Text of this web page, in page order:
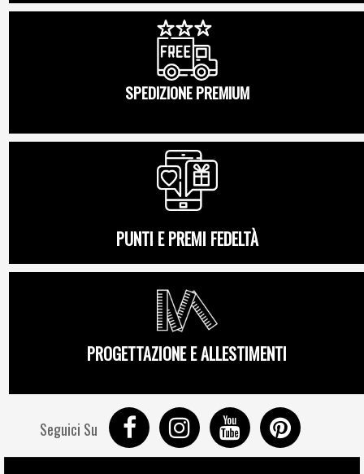
SPEDIZIONE PREMIUM
PUNTI E PREMI FEDELTÀ
PROGETTAZIONE E ALLESTIMENTI
Seguici Su